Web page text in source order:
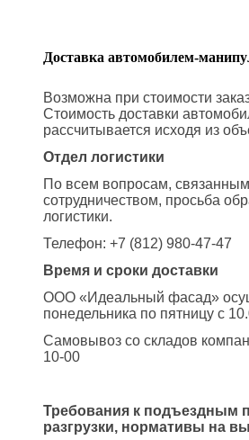
Доставка автомобилем-
Возможна при стоимости
Стоимость доставки
рассчитывается исходя из
Отдел логистики
По всем вопросам,
сотрудничеством, просьба
логистики.
Телефон: +7 (812) 980-47-47
Время и сроки доставки
ООО «Идеальный фасад»
понедельника по пятницу с
Самовывоз со складов
10-00
Требования к подъездным
разгрузки, нормативы на